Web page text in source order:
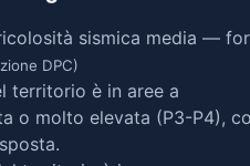
sismica media —
DPC)
territorio è in aree a
o molto elevata (P3-P4),